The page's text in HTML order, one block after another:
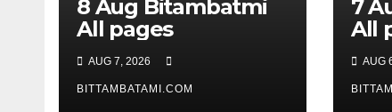
8 Aug Bitambatmi
All pages
AUG 7, 2026
BITTAMBATAMI.COM
7 Aug
All
AUG